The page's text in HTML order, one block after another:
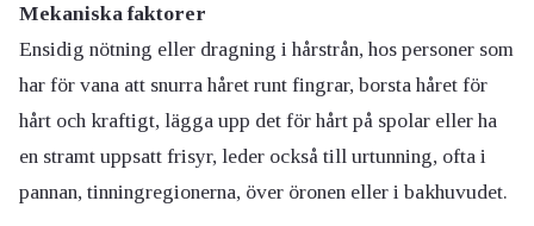
Mekaniska faktorer
Ensidig nötning eller dragning i hårstrån, hos personer som
har för vana att snurra håret runt fingrar, borsta håret för
hårt och kraftigt, lägga upp det för hårt på spolar eller ha
en stramt uppsatt frisyr, leder också till urtunning, ofta i
pannan, tinningregionerna, över öronen eller i bakhuvudet.